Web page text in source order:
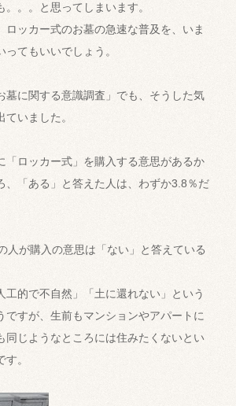
。。。と思ってしまいます。
ロッカー式のお墓の急速な普及を、いま
てもいいでしょう。
墓に関する意識調査」でも、そうした気
いました。
「ロッカー式」を購入する意思があるか
、「ある」と答えた人は、わずか3.8％だ
人が購入の意思は「ない」と答えている
工的で不自然」「土に還れない」という
ですが、生前もマンションやアパートに
同じようなところには住みたくないとい
。